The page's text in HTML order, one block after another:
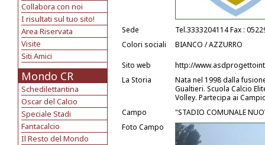
Collabora con noi
I risultati sul tuo sito!
Area Riservata
Visite
Siti Amici
Mondo CR
Schedilettantina
Oscar del Calcio
Speciale Stadi
Fantacalcio
Il Resto del Mondo
Sede
Tel.3333204114 Fax :
Colori sociali
BIANCO / AZZURRO
Sito web
http://
La Storia
Nata nel 1998 dalla
Gualtieri. Scuola Calcio
Volley. Partecipa ai
Campo
"STADIO COMUNALE
Foto Campo